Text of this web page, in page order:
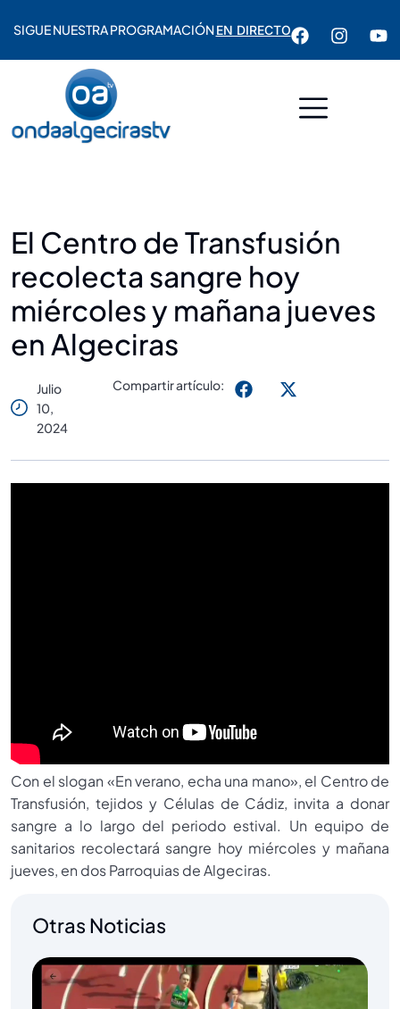
SIGUE NUESTRA PROGRAMACIÓNEN DIRECTO
El Centro de Transfusión
recolecta sangre hoy
miércoles y mañana jueves
en Algeciras
Julio
10,
2024
Compartir artículo:
Con el slogan «En verano, echa una mano», el Centro de
Transfusión, tejidos y Células de Cádiz, invita a donar
sangre a lo largo del periodo estival. Un equipo de
sanitarios recolectará sangre hoy miércoles y mañana
jueves, en dos Parroquias de Algeciras.
Otras Noticias